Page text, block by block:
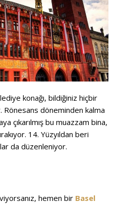
konağı, bildiğiniz hiçbir
Rönesans döneminden kalma
çıkarılmış bu muazzam bina,
14. Yüzyıldan beri
da düzenleniyor.
hemen bir Basel